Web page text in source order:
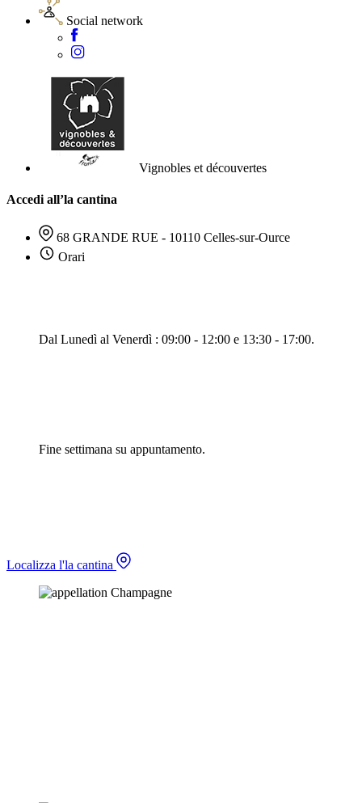
Social network
Vignobles et découvertes
Accedi all’la cantina
68 GRANDE RUE - 10110 Celles-sur-Ource
Orari
Dal Lunedì al Venerdì : 09:00 - 12:00 e 13:30 - 17:00.
Fine settimana su appuntamento.
Localizza l'la cantina